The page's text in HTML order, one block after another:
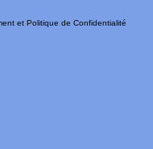
et Politique de Confidentialité